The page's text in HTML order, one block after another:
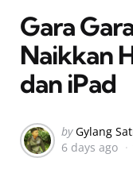
Gara
Naikkan
dan iPad
Posted
by
by Gylang
6 days ago